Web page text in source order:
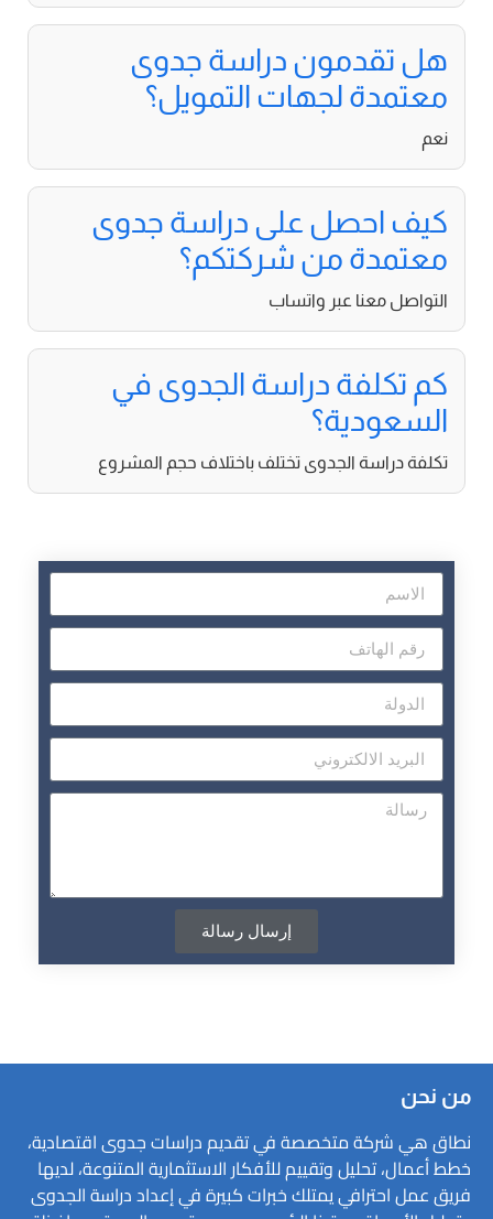
هل تقدمون دراسة جدوى
معتمدة لجهات التمويل؟
نعم
كيف احصل على دراسة جدوى
معتمدة من شركتكم؟
التواصل معنا عبر واتساب
كم تكلفة دراسة الجدوى في
السعودية؟
تكلفة دراسة الجدوى تختلف باختلاف حجم المشروع
إرسال رسالة
من نحن
نطاق هي شركة متخصصة في تقديم دراسات جدوى اقتصادية،
خطط أعمال، تحليل وتقييم للأفكار الاستثمارية المتنوعة، لديها
فريق عمل احترافي يمتلك خبرات كبيرة في إعداد دراسة الجدوى